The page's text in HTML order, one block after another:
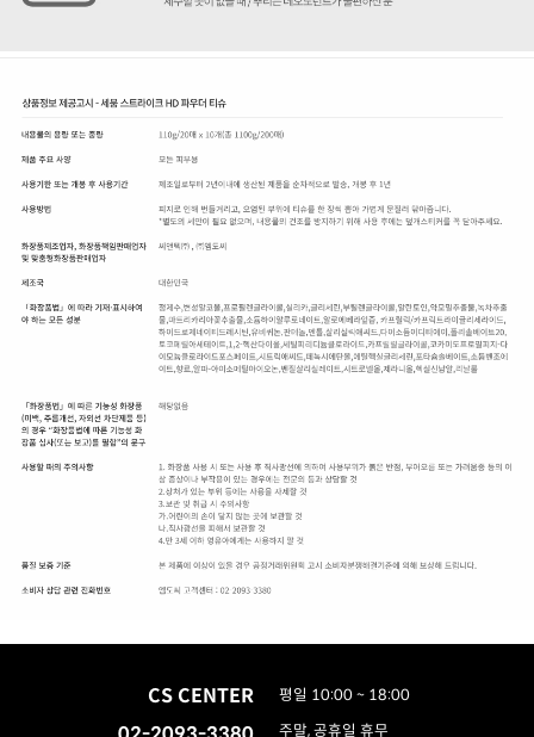
CS CENTER
평일 10:00 ~ 18:00
주말, 공휴일 휴무